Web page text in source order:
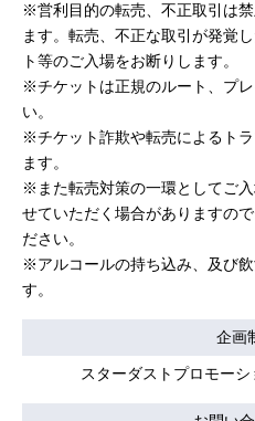
※営利目的の転売、不正取引は
ます。転売、不正な取引が発覚
ト等のご入場をお断りします。
※チケットは正規のルート、プ
い。
※チケット詐欺や転売によるト
ます。
※また転売対策の一環としてご
せていただく場合がありますの
ださい。
※アルコールの持ち込み、及び
す。
企画
スターダストプロモー